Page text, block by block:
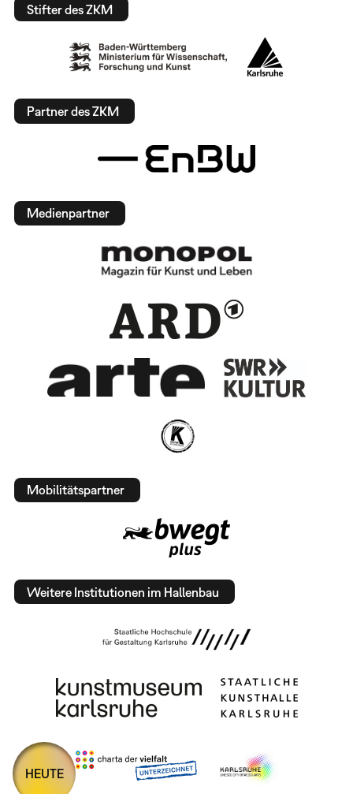
Stifter des ZKM
Partner des ZKM
Medienpartner
Mobilitätspartner
Weitere Institutionen im Hallenbau
HEUTE